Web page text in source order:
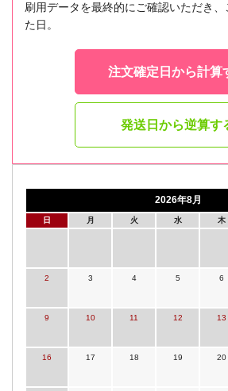
刷用データを最終的にご確認いただき
た日。
注文確定日から計算
発送日から逆算す
2026年8月
日 月 火 水 木
2 3 4 5 6
9 10 11 12 13
16 17 18 19 20